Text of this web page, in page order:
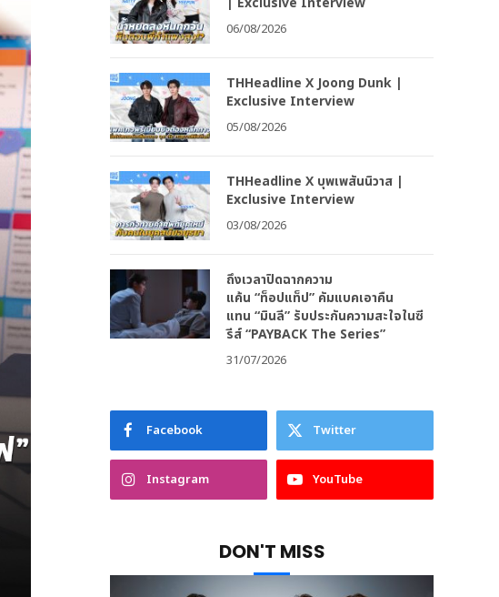
06/08/2026
THHeadline X Joong Dunk |
Exclusive Interview
05/08/2026
THHeadline X บุพเพสันนิวาส |
Exclusive Interview
03/08/2026
ถึงเวลาปิดฉากความ
แค้น “ท็อปแท็ป” คัมแบคเอาคืน
แทน “มินลี” รับประกันความสะใจในซี
รีส์ “PAYBACK The Series”
31/07/2026
Facebook Twitter
Instagram YouTube
DON'T MISS